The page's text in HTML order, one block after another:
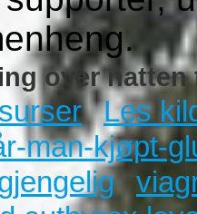
over natten
Les
man-kjøpt-